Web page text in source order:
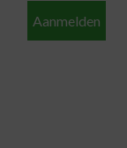
Aanmelden